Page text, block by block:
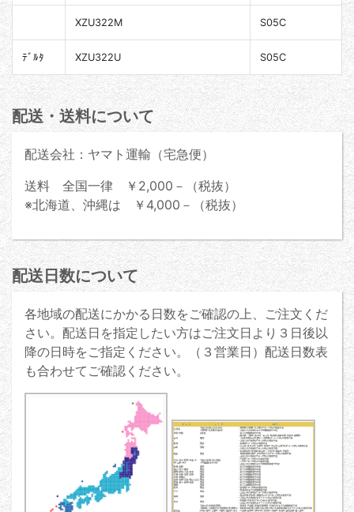
XZU322M S05C
ﾃﾞﾙﾀ XZU322U S05C
配送・送料について
配送会社：ヤマト運輸（宅急便）
送料 全国一律 ￥2,000－（税抜）
※北海道、沖縄は ￥4,000－（税抜）
配送日数について
各地域の配送にかかる日数をご確認の上、ご注文くだ
さい。配送日を指定したい方はご注文日より３日後以
降の日時をご指定ください。（３営業日）配送日数表
も合わせてご確認ください。